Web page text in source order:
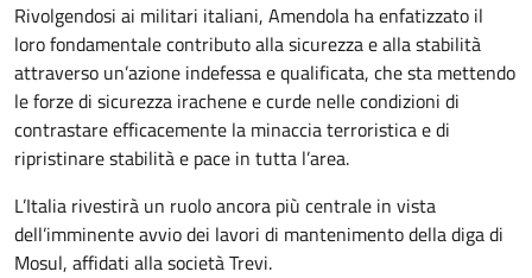
Rivolgendosi ai militari italiani, Amendola ha enfatizzato il
loro fondamentale contributo alla sicurezza e alla stabilità
attraverso un’azione indefessa e qualificata, che sta mettendo
le forze di sicurezza irachene e curde nelle condizioni di
contrastare efficacemente la minaccia terroristica e di
ripristinare stabilità e pace in tutta l’area.
L’Italia rivestirà un ruolo ancora più centrale in vista
dell’imminente avvio dei lavori di mantenimento della diga di
Mosul, affidati alla società Trevi.